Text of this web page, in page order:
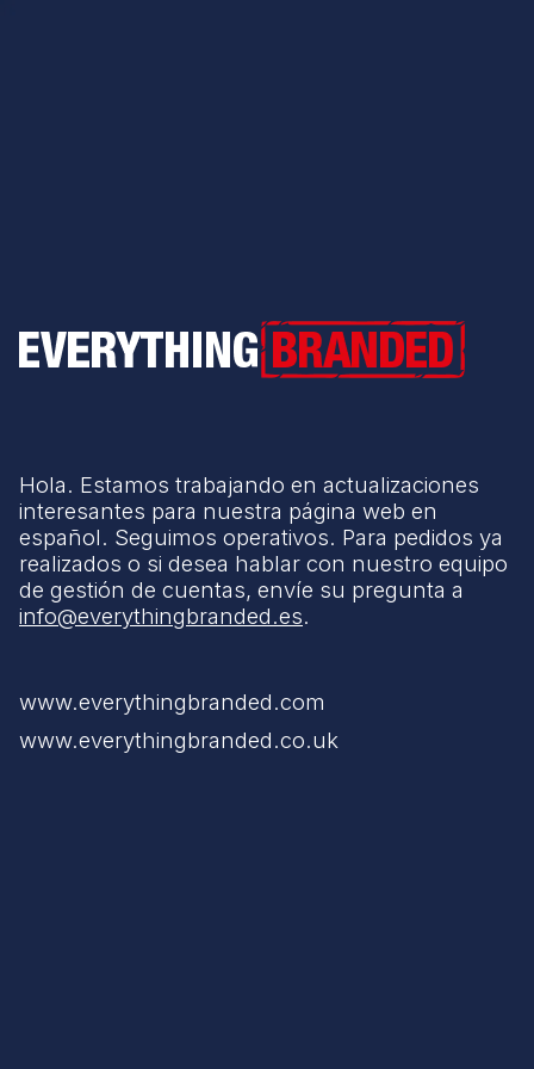
Everything Branded
Hola. Estamos trabajando en actualizaciones
interesantes para nuestra página web en
español. Seguimos operativos. Para pedidos ya
realizados o si desea hablar con nuestro equipo
de gestión de cuentas, envíe su pregunta a
info@everythingbranded.es.
www.everythingbranded.com
www.everythingbranded.co.uk